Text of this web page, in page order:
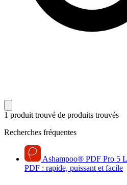
1 produit trouvé de produits trouvés
Recherches fréquentes
Ashampoo® PDF Pro 5
PDF : rapide, puissant et facile